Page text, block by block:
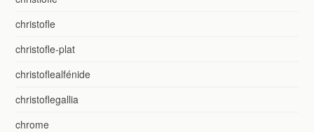
christofle
christofle-plat
christoflealfénide
christoflegallia
chrome